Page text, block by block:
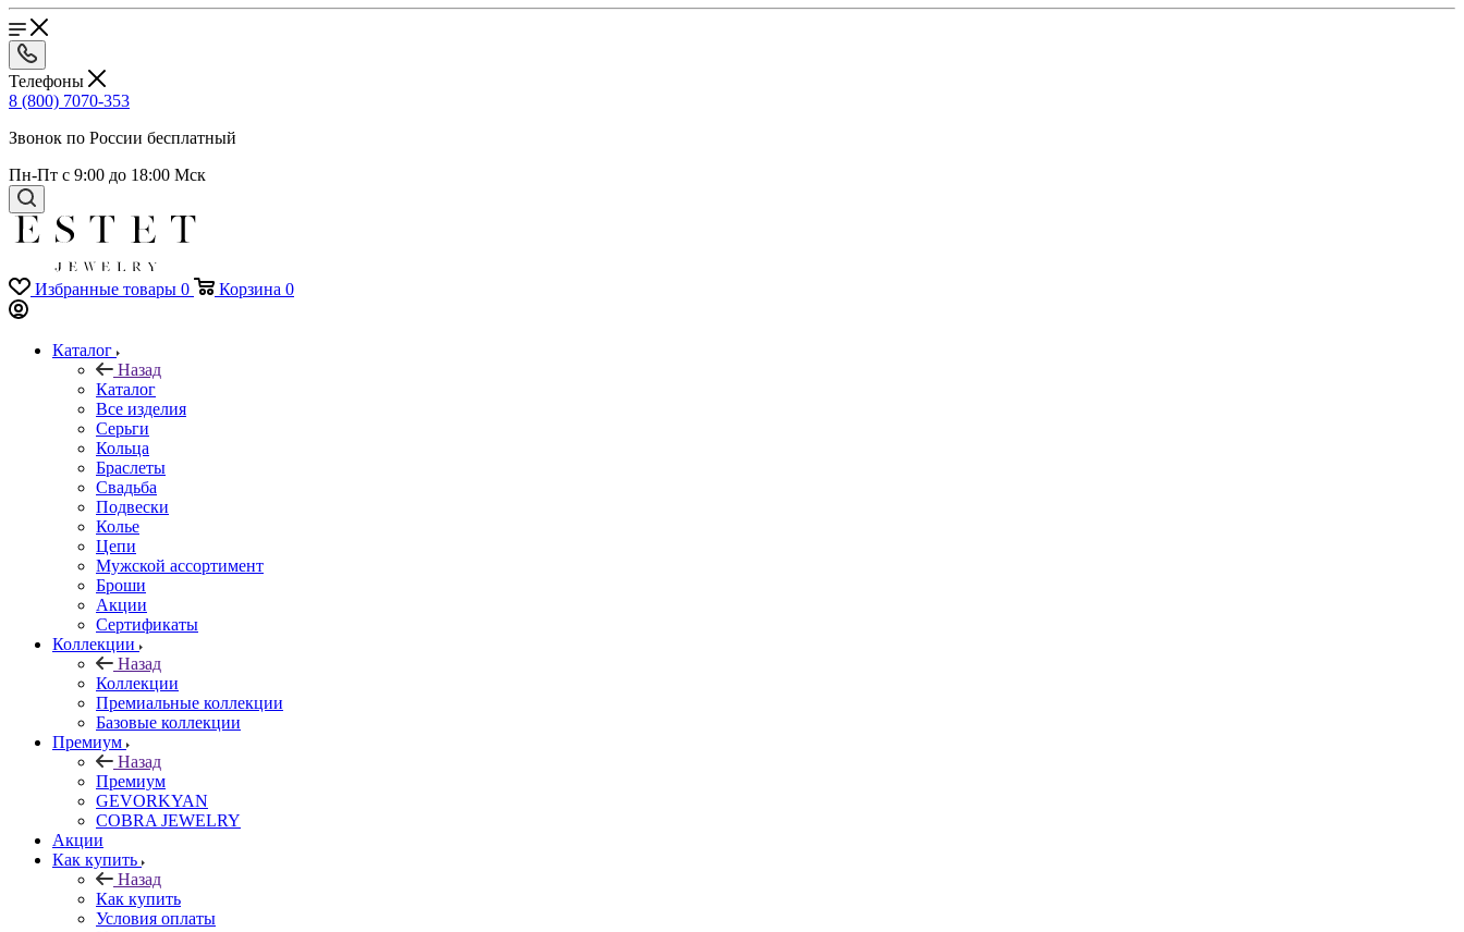
Телефоны
8 (800) 7070-353
Звонок по России бесплатный
Пн-Пт с 9:00 до 18:00 Мск
Избранные товары 0 Корзина 0
Каталог
Назад
Каталог
Все изделия
Серьги
Кольца
Браслеты
Свадьба
Подвески
Колье
Цепи
Мужской ассортимент
Броши
Акции
Сертификаты
Коллекции
Назад
Коллекции
Премиальные коллекции
Базовые коллекции
Премиум
Назад
Премиум
GEVORKYAN
COBRA JEWELRY
Акции
Как купить
Назад
Как купить
Условия оплаты